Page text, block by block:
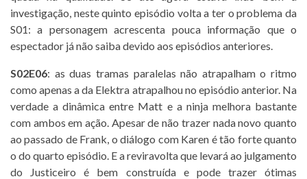
investigação, neste quinto episódio volta a ter o problema da
S01: a personagem acrescenta pouca informação que o
espectador já não saiba devido aos episódios anteriores.
S02E06: as duas tramas paralelas não atrapalham o ritmo
como apenas a da Elektra atrapalhou no episódio anterior. Na
verdade a dinâmica entre Matt e a ninja melhora bastante
com ambos em ação. Apesar de não trazer nada novo quanto
ao passado de Frank, o diálogo com Karen é tão forte quanto
o do quarto episódio. E a reviravolta que levará ao julgamento
do Justiceiro é bem construída e pode trazer ótimas